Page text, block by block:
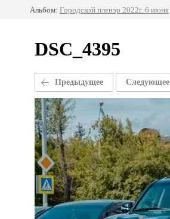
Альбом: Городской пленэр 2022г. 6 июня
DSC_4395
Предыдущее Следующее